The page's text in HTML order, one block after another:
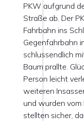
PKW aufgrund
Straße ab. Der
Fahrbahn ins
Gegenfahrbahn
schlussendlich
Baum prallte.
Person leicht
weiteren
und wurden vom
stellten sicher,